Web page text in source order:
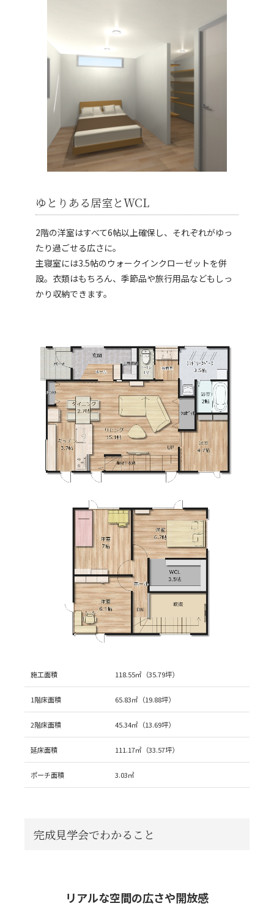
ゆとりある居室とWCL
2階の洋室はすべて6帖以上確保し、それぞれがゆっ
たり過ごせる広さに。
主寝室には3.5帖のウォークインクローゼットを併
設。衣類はもちろん、季節品や旅行用品などもしっ
かり収納できます。
施工面積 118.55㎡（35.79坪）
1階床面積 65.83㎡（19.88坪）
2階床面積 45.34㎡（13.69坪）
延床面積 111.17㎡（33.57坪）
ポーチ面積 3.03㎡
完成見学会でわかること
リアルな空間の広さや開放感